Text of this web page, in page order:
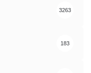
3263
183